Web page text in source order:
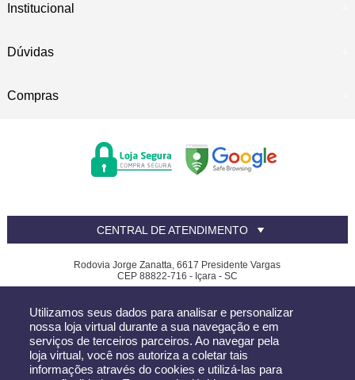
Utilizamos seus dados para analisar e personalizar
nossa loja virtual durante a sua navegação e em
serviços de terceiros parceiros. Ao navegar pela
loja virtual, você nos autoriza a coletar tais
informações através do cookies e utilizá-las para
Institucional
Dúvidas
Compras
CENTRAL DE ATENDIMENTO
Rodovia Jorge Zanatta, 6617 Presidente Vargas
CEP 88822-716 - Içara - SC
Todos os direitos reservados-Canfer-2026